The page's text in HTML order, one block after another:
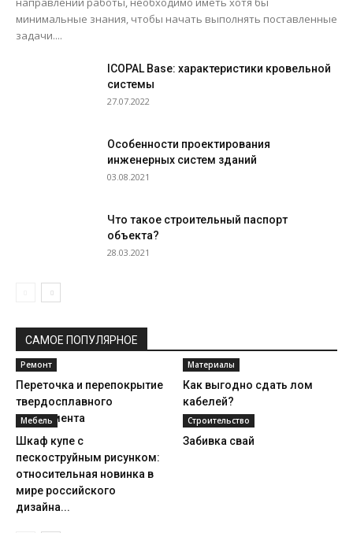
минимальные знания, чтобы начать выполнять поставленные
задачи....
ICOPAL Base: характеристики кровельной
системы
27.07.2022
Особенности проектирования
инженерных систем зданий
03.08.2021
Что такое строительный паспорт
объекта?
28.03.2021
САМОЕ ПОПУЛЯРНОЕ
Ремонт
Переточка и перепокрытие
твердосплавного
инструмента
Материалы
Как выгодно сдать лом
кабелей?
Мебель
Шкаф купе с
пескоструйным рисунком:
относительная новинка в
мире российского
дизайна...
Строительство
Забивка свай